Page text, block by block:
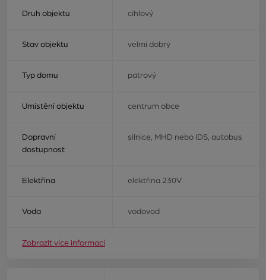
Druh objektu cihlový
Stav objektu velmi dobrý
Typ domu patrový
Umístění objektu centrum obce
Dopravní
dostupnost
silnice, MHD nebo IDS, autobus
Elektřina elektřina 230V
Voda vodovod
Zobrazit více informací